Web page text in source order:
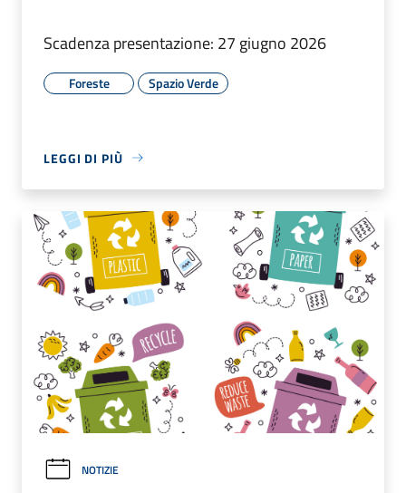
Scadenza presentazione: 27 giugno 2026
Foreste Spazio Verde
LEGGI DI PIÙ
NOTIZIE